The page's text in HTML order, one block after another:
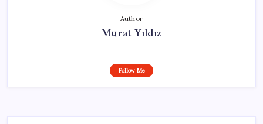
Author
Murat Yıldız
Follow Me